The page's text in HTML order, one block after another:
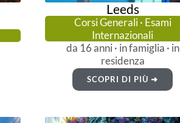
Leeds
Corsi Generali · Esami
Internazionali
da 16 anni · in famiglia · in
residenza
SCOPRI DI PIÙ ➜